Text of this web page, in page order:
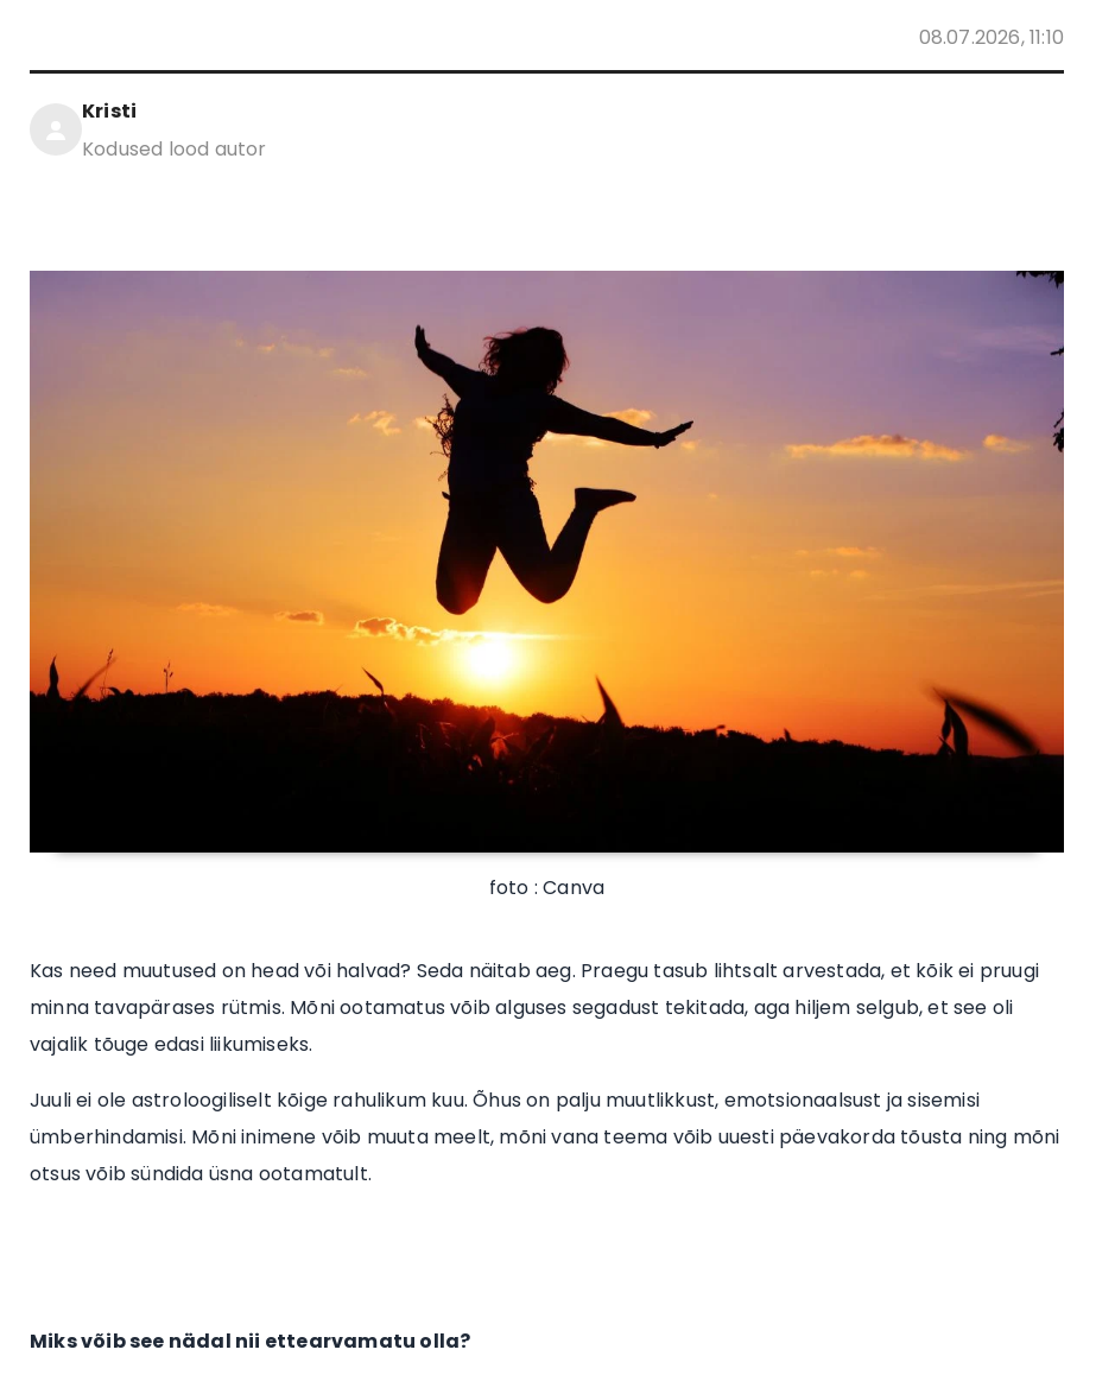
08.07.2026, 11:10
Kristi
Kodused lood autor
foto : Canva
Kas need muutused on head või halvad? Seda näitab aeg. Praegu tasub lihtsalt arvestada, et kõik ei pruugi
minna tavapärases rütmis. Mõni ootamatus võib alguses segadust tekitada, aga hiljem selgub, et see oli
vajalik tõuge edasi liikumiseks.
Juuli ei ole astroloogiliselt kõige rahulikum kuu. Õhus on palju muutlikkust, emotsionaalsust ja sisemisi
ümberhindamisi. Mõni inimene võib muuta meelt, mõni vana teema võib uuesti päevakorda tõusta ning mõni
otsus võib sündida üsna ootamatult.
Miks võib see nädal nii ettearvamatu olla?